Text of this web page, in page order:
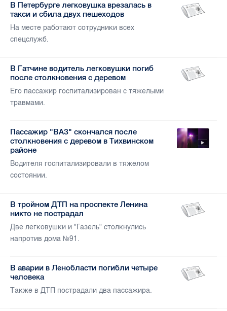
В Петербурге легковушка врезалась в
такси и сбила двух пешеходов
На месте работают сотрудники всех
спецслужб.
В Гатчине водитель легковушки погиб
после столкновения с деревом
Его пассажир госпитализирован с тяжелыми
травмами.
Пассажир "ВАЗ" скончался после
столкновения с деревом в Тихвинском
районе
Водителя госпитализировали в тяжелом
состоянии.
В тройном ДТП на проспекте Ленина
никто не пострадал
Две легковушки и "Газель" столкнулись
напротив дома №91.
В аварии в Ленобласти погибли четыре
человека
Также в ДТП пострадали два пассажира.